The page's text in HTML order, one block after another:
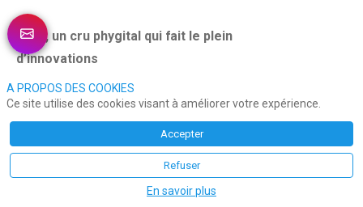
2020, un cru phygital qui fait le plein
d’innovations
Première nouveauté pour cette 13e mouture, le
déroulement phygital de l’événement qui s’est tenu à
la fois au Théâtre de Paris mais également en
distanciel via le remplissage d’un formulaire qui
redirigeait sur le site de la célèbre association.
A PROPOS DES COOKIES
Ce site utilise des cookies visant à améliorer votre expérience.
Accepter
Refuser
En savoir plus